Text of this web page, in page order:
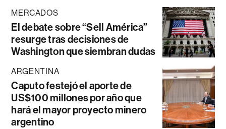
MERCADOS
El debate sobre “Sell América”
resurge tras decisiones de
Washington que siembran dudas
ARGENTINA
Caputo festejó el aporte de
US$100 millones por año que
hará el mayor proyecto minero
argentino